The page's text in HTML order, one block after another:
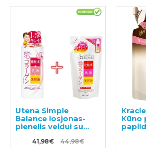
Utena Simple
Balance losjonas-
pienelis veidui su
užpildu 200ml
41,98€ 44,98€
Kūno